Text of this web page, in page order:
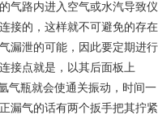
气路内进入空气或水汽导致仪
的，这样就不可避免的存在
漏泄的可能，因此要定期进行
接点就是，以其后面板上
气瓶就会使通关振动，时间一
漏气的话有两个扳手把其拧紧